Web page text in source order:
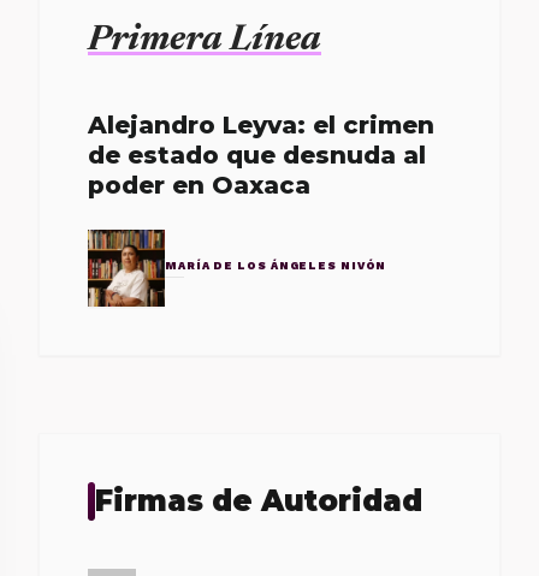
Primera Línea
Alejandro Leyva: el crimen
de estado que desnuda al
poder en Oaxaca
MARÍA DE LOS ÁNGELES NIVÓN
Firmas de Autoridad